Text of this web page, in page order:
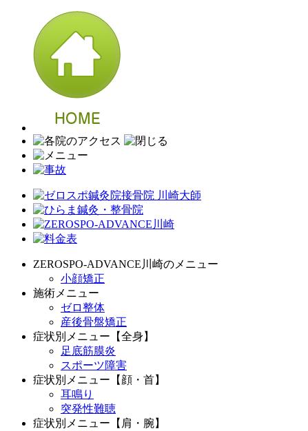
ZEROSPO-ADVANCE川崎のメニュー
小顔矯正
施術メニュー
ゼロ整体
産後骨盤矯正
症状別メニュー【全身】
足底筋膜炎
スポーツ障害
症状別メニュー【顔・首】
耳鳴り
突発性難聴
症状別メニュー【肩・腕】